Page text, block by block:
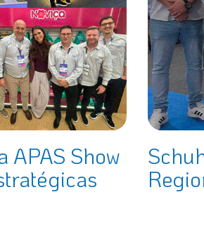
APAS Show